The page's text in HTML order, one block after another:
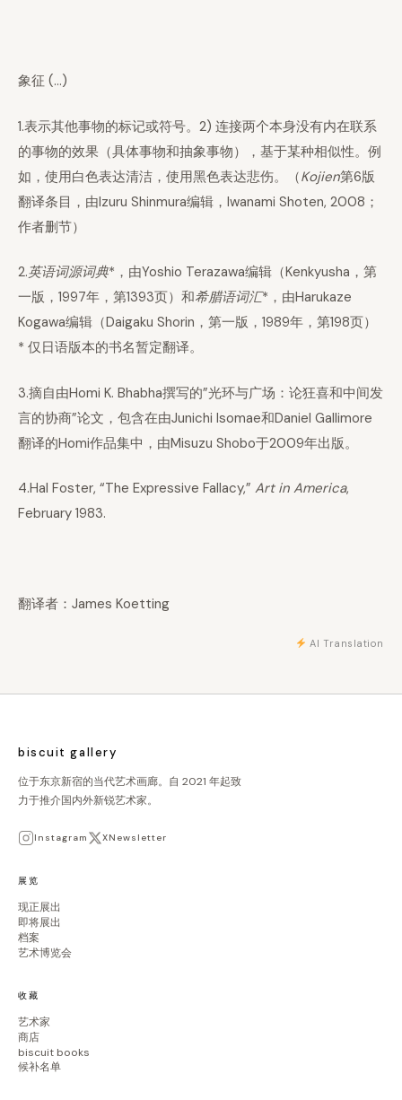
象征 (…)
1.表示其他事物的标记或符号。2) 连接两个本身没有内在联系
的事物的效果（具体事物和抽象事物），基于某种相似性。例
如，使用白色表达清洁，使用黑色表达悲伤。（Kojien第6版
翻译条目，由Izuru Shinmura编辑，Iwanami Shoten, 2008；
作者删节）
2.英语词源词典*，由Yoshio Terazawa编辑（Kenkyusha，第
一版，1997年，第1393页）和希腊语词汇*，由Harukaze
Kogawa编辑（Daigaku Shorin，第一版，1989年，第198页）
* 仅日语版本的书名暂定翻译。
3.摘自由Homi K. Bhabha撰写的”光环与广场：论狂喜和中间发
言的协商”论文，包含在由Junichi Isomae和Daniel Gallimore
翻译的Homi作品集中，由Misuzu Shobo于2009年出版。
4.Hal Foster, “The Expressive Fallacy,” Art in America,
February 1983.
翻译者：James Koetting
AI Translation
biscuit gallery
位于东京新宿的当代艺术画廊。自 2021 年起致
力于推介国内外新锐艺术家。
Instagram XNewsletter
展览
现正展出
即将展出
档案
艺术博览会
收藏
艺术家
商店
biscuit books
候补名单